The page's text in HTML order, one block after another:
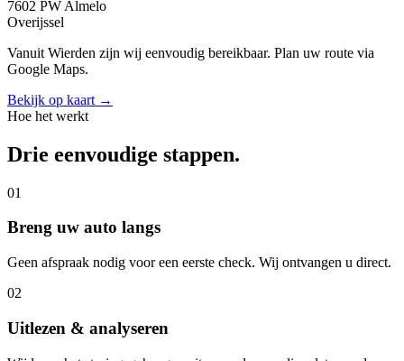
7602 PW Almelo
Overijssel
Vanuit Wierden zijn wij eenvoudig bereikbaar. Plan uw route via
Google Maps.
Bekijk op kaart →
Hoe het werkt
Drie eenvoudige stappen.
01
Breng uw auto langs
Geen afspraak nodig voor een eerste check. Wij ontvangen u direct.
02
Uitlezen & analyseren